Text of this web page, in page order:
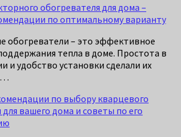
обогревателя для дома –
по оптимальному варианту
обогреватели – это эффективное
тепла в доме. Простота в
и удобство установки сделали их
по выбору кварцевого
вашего дома и советы по его